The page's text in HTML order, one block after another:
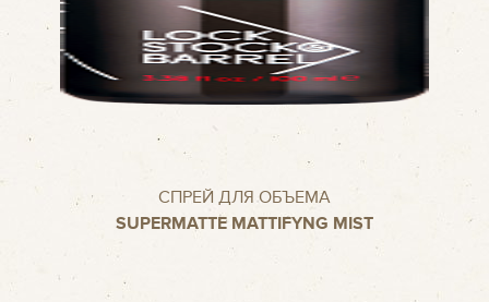
СПРЕЙ ДЛЯ ОБЪЕМА
SUPERMATTE MATTIFYNG MIST